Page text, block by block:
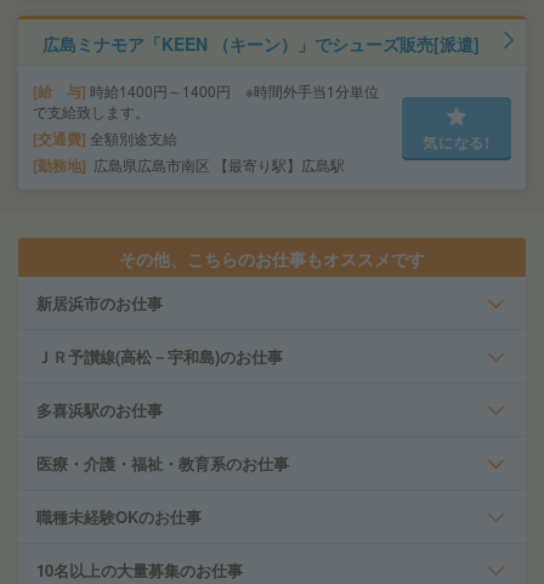
広島ミナモア「KEEN （キーン）」でシューズ販売[派遣]
給 与 時給1400円～1400円 ※時間外手当1分単位
で支給致します。
交通費 全額別途支給
勤務地 広島県広島市南区 【最寄り駅】広島駅
気になる!
その他、こちらのお仕事もオススメです
新居浜市のお仕事
ＪＲ予讃線(高松－宇和島)のお仕事
多喜浜駅のお仕事
医療・介護・福祉・教育系のお仕事
職種未経験OKのお仕事
10名以上の大量募集のお仕事